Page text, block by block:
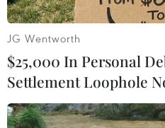
Bộ trưởng nhấn mạnh
cường lực lượng hỗ trợ
cần phát huy hiệu quả
phương châm “4 tại chỗ."
khẳng định Hải Dương
JG Wentworth
$25,000 In Personal
Settlement Loophole